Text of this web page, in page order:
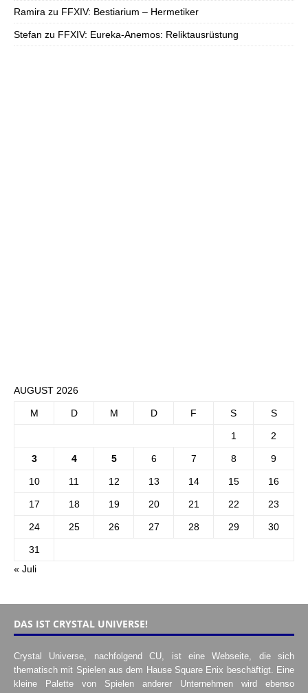
Ramira zu FFXIV: Bestiarium – Hermetiker
Stefan zu FFXIV: Eureka-Anemos: Reliktausrüstung
AUGUST 2026
M D M D F S S
1 2
3 4 5 6 7 8 9
10 11 12 13 14 15 16
17 18 19 20 21 22 23
24 25 26 27 28 29 30
31
« Juli
DAS IST CRYSTAL UNIVERSE!
Crystal Universe, nachfolgend CU, ist eine Webseite, die sich
thematisch mit Spielen aus dem Hause Square Enix beschäftigt. Eine
kleine Palette von Spielen anderer Unternehmen wird ebenso